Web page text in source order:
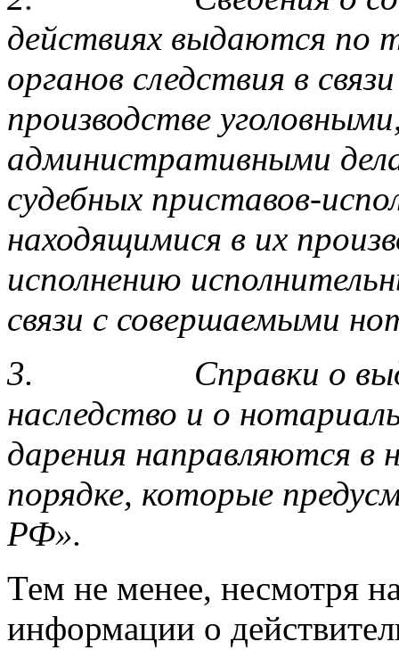
действиях выдаются по
органов следствия в
производстве
административными
судебных приставов-
находящимися в их
исполнению
связи с совершаемыми
3. Справки о
наследство и о
дарения направляются в
порядке, которые
РФ».
Тем не менее, несмотря
информации о